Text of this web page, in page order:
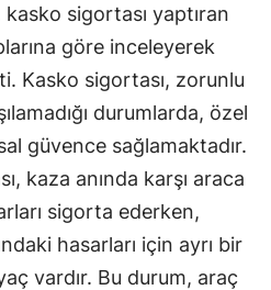
Diyarbakır
Edirne
Elazığ
Erzincan
Erzurum
Eskişehir
sigortası yaptıran
göre inceleyerek
Kasko sigortası, zorunlu
durumlarda, özel
güvence sağlamaktadır.
kaza anında karşı araca
sigorta ederken,
hasarları için ayrı bir
vardır. Bu durum, araç